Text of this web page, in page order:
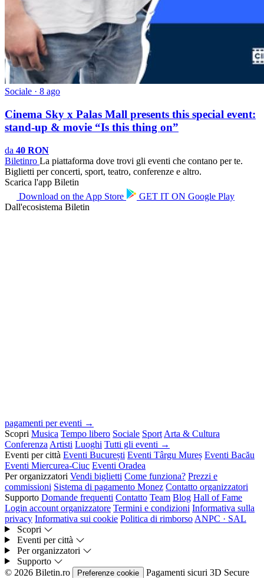
Sociale · 8 ago
Cinema Sky x Palas Mall presents this special event:
stand-up & movie “Is this thing on”
da 40 RON
Biletinro La piattaforma dove trovi gli eventi che contano per te.
Biglietti per concerti, sport, teatro, conferenze e altro.
Scarica l'app Biletin
Download on the App Store GET IT ON Google Play
Dall'ecosistema Biletin
pagamenti per eventi →
Scopri Musica Tempo libero Sociale Sport Arta & Cultura
Conferenza Artisti Luoghi Tutti gli eventi →
Eventi per città Eventi București Eventi Târgu Mureș Eventi Bacău
Eventi Miercurea-Ciuc Eventi Oradea
Per organizzatori Vendi biglietti Come funziona? Prezzi e
commissioni Sistema di pagamento Monez Contatto organizzatori
Supporto Domande frequenti Contatto Team Blog Hall of Fame
Login account organizzatore Termini e condizioni Informativa sulla
privacy Informativa sui cookie Politica di rimborso ANPC · SAL
Scopri
Eventi per città
Per organizzatori
Supporto
© 2026 Biletin.ro
Preferenze cookie Pagamenti sicuri 3D Secure